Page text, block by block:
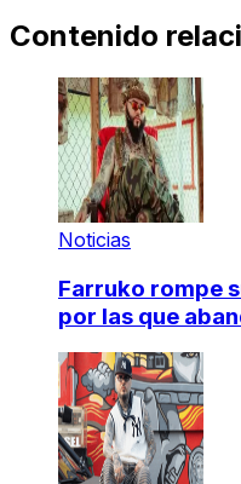
Contenido
Noticias
Farruko rompe
por las que